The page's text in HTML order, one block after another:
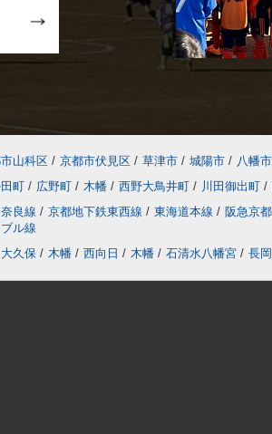
山科区 / 京都市伏見区 / 草津市 / 城陽市 / 八幡市
町 / 広野町 / 木幡 / 西野大鳥井町 / 川田御出町 /
奈良線 / 京都地下鉄東西線 / 東海道本線 / 阪急京
ル線
大久保 / 木幡 / 西向日 / 木幡 / 石清水八幡宮 / 長